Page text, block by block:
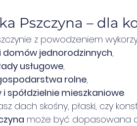
Pszczyna – dla
z powodzeniem
domów jednorodzinnych,
usługowe,
rolne,
spółdzielnie mieszkaniowe.
dach skośny, płaski, czy
może być dopasowana